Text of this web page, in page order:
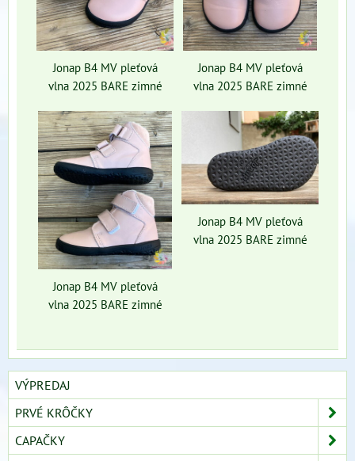
Jonap B4 MV pleťová
vlna 2025 BARE zimné
Jonap B4 MV pleťová
vlna 2025 BARE zimné
Jonap B4 MV pleťová
vlna 2025 BARE zimné
Jonap B4 MV pleťová
vlna 2025 BARE zimné
VÝPREDAJ
PRVÉ KRÔČKY
CAPAČKY